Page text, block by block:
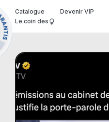
Catalogue Devenir VIP
Le coin des